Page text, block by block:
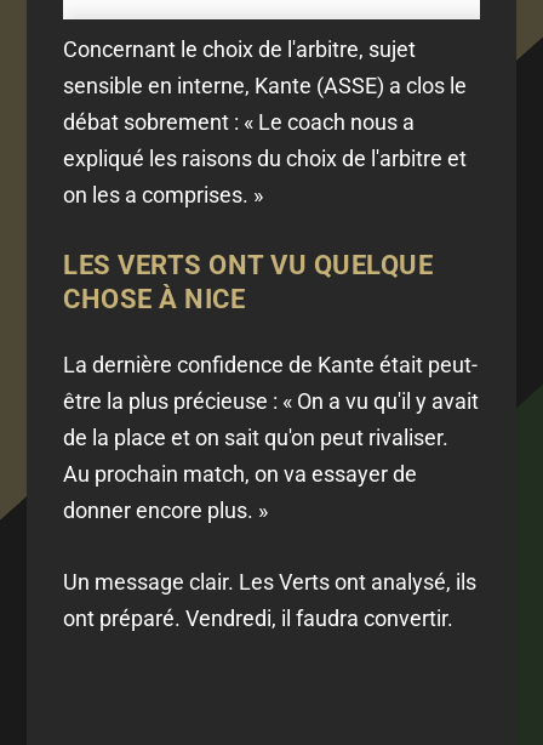
Concernant le choix de l'arbitre, sujet
sensible en interne, Kante (ASSE) a clos le
débat sobrement : « Le coach nous a
expliqué les raisons du choix de l'arbitre et
on les a comprises. »
LES VERTS ONT VU QUELQUE
CHOSE À NICE
La dernière confidence de Kante était peut-
être la plus précieuse : « On a vu qu'il y avait
de la place et on sait qu'on peut rivaliser.
Au prochain match, on va essayer de
donner encore plus. »
Un message clair. Les Verts ont analysé, ils
ont préparé. Vendredi, il faudra convertir.